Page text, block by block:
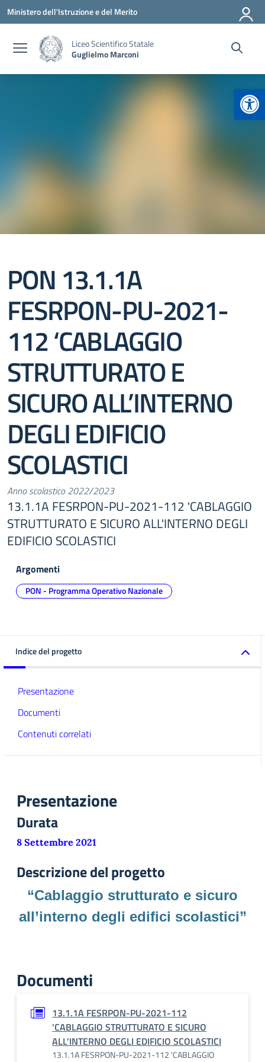
Vai ai contenuti
Vai al menu di navigazione
Vai al footer
Ministero dell'Istruzione e del Merito
Liceo Scientifico Statale
Guglielmo Marconi
PON 13.1.1A
FESRPON-PU-2021-
112 ‘CABLAGGIO
STRUTTURATO E
SICURO ALL’INTERNO
DEGLI EDIFICIO
SCOLASTICI
Anno scolastico 2022/2023
13.1.1A FESRPON-PU-2021-112 'CABLAGGIO
STRUTTURATO E SICURO ALL'INTERNO DEGLI
EDIFICIO SCOLASTICI
Argomenti
PON - Programma Operativo Nazionale
Indice del progetto
Presentazione
Documenti
Contenuti correlati
Presentazione
Durata
8 Settembre 2021
Descrizione del progetto
“Cablaggio strutturato e sicuro
all’interno degli edifici scolastici”
Documenti
13.1.1A FESRPON-PU-2021-112
'CABLAGGIO STRUTTURATO E SICURO
ALL'INTERNO DEGLI EDIFICIO SCOLASTICI
13.1.1A FESRPON-PU-2021-112 'CABLAGGIO